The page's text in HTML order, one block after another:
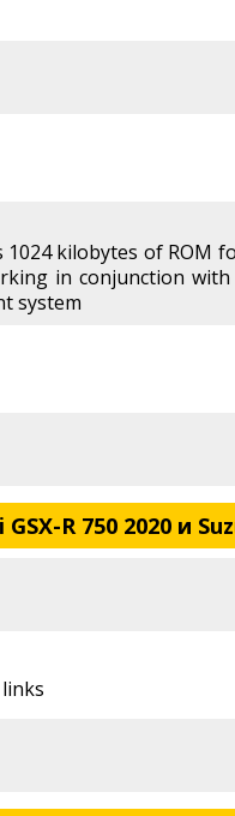
kilobytes of ROM
in conjunction
system
R 750 2020 и
links